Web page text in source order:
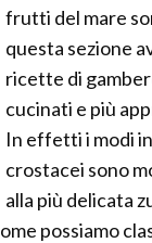
frutti del mare
questa sezione
ricette di
cucinati e più
In effetti i modi
crostacei sono
alla più delicata
possiamo